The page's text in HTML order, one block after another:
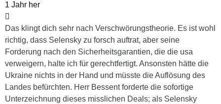
1 Jahr her
Das klingt dich sehr nach Verschwörungstheorie. Es ist wohl
richtig, dass Selensky zu forsch auftrat, aber seine
Forderung nach den Sicherheitsgarantien, die die usa
verweigern, halte ich für gerechtfertigt. Ansonsten hätte die
Ukraine nichts in der Hand und müsste die Auflösung des
Landes befürchten. Herr Bessent forderte die sofortige
Unterzeichnung dieses misslichen Deals; als Selensky